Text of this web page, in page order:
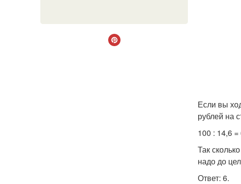
Если вы
рублей на
100 : 14,6
Так
надо до
Ответ: 6.